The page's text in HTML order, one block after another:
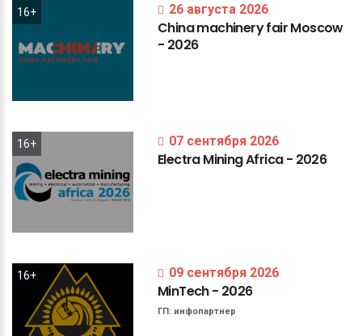
16+ 26 августа 2026
ChinamachineryfairMoscow
- 2026
16+ 07 сентября 2026
ElectraMiningAfrica- 2026
16+ 09 сентября 2026
MinTech- 2026
ГП: инфопартнер